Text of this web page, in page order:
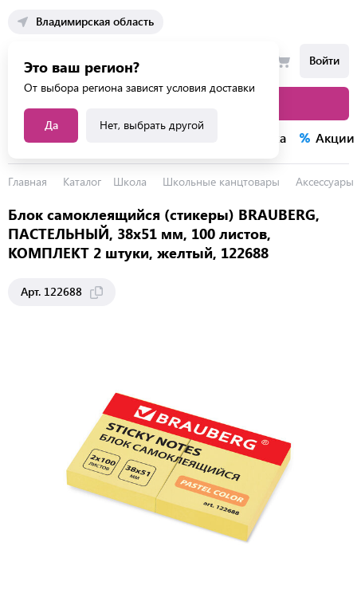
Владимирская область
Это ваш регион?
От выбора региона зависят условия доставки
Да Нет, выбрать другой
Войти
Каталог услуг Распродажа Акции
Главная Каталог Школа Школьные канцтовары
Блок самоклеящийся (стикеры) BRAUBERG,
ПАСТЕЛЬНЫЙ, 38х51 мм, 100 листов,
КОМПЛЕКТ 2 штуки, желтый, 122688
Арт. 122688